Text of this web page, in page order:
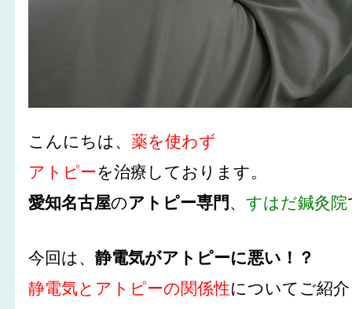
こんにちは、薬を使わず
アトピーを治療しております。
愛知名古屋のアトピー専門 、すはだ鍼灸院
今回は、静電気がアトピーに悪い！？
静電気とアトピーの関係性についてご紹